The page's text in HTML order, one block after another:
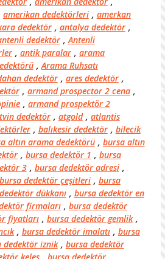
amerikan dedektörleri , amerkan
dedektör , antalya dedektör ,
dedektör ,Antenli
, antik paralar , arama
,Arama Ruhsatı
dedektör , ares dedektör ,
, armand prospector 2 cena ,
, armand prospektör 2
dedektör , atgold , atlantis
, balıkesir dedektör , bilecik
altın arama dedektörü , bursa altın
, bursa dedektör 1 , bursa
3 , bursa dedektör adresi ,
bursa dedektör çeşitleri , bursa
dükkanı , bursa dedektör en
firmaları , bursa dedektör
fiyatları , bursa dedektör gemlik ,
, bursa dedektör imalatı , bursa
dedektör iznik , bursa dedektör